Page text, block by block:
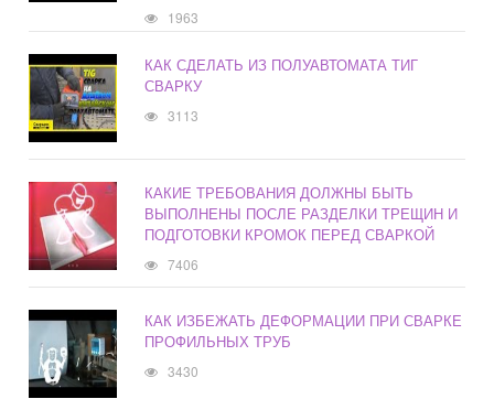
1963
КАК СДЕЛАТЬ ИЗ ПОЛУАВТОМАТА ТИГ
СВАРКУ
3113
КАКИЕ ТРЕБОВАНИЯ ДОЛЖНЫ БЫТЬ
ВЫПОЛНЕНЫ ПОСЛЕ РАЗДЕЛКИ ТРЕЩИН И
ПОДГОТОВКИ КРОМОК ПЕРЕД СВАРКОЙ
7406
КАК ИЗБЕЖАТЬ ДЕФОРМАЦИИ ПРИ СВАРКЕ
ПРОФИЛЬНЫХ ТРУБ
3430